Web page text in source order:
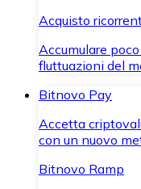
Acquisto
Accumulare
fluttuazioni del
Bitnovo Pay
Accetta
con un nuovo
Bitnovo Ramp